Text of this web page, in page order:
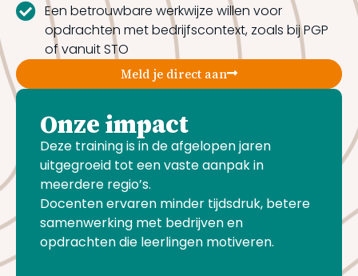
Een betrouwbare werkwijze willen voor
opdrachten met bedrijfscontext, zoals bij PGP
of vanuit STO
Meld je direct aan
Onze impact
Deze training is in de afgelopen jaren
uitgegroeid tot een vaste aanpak in
meerdere regio’s.
Docenten ervaren minder tijdsdruk, betere
samenwerking met bedrijven en
opdrachten die leerlingen motiveren.